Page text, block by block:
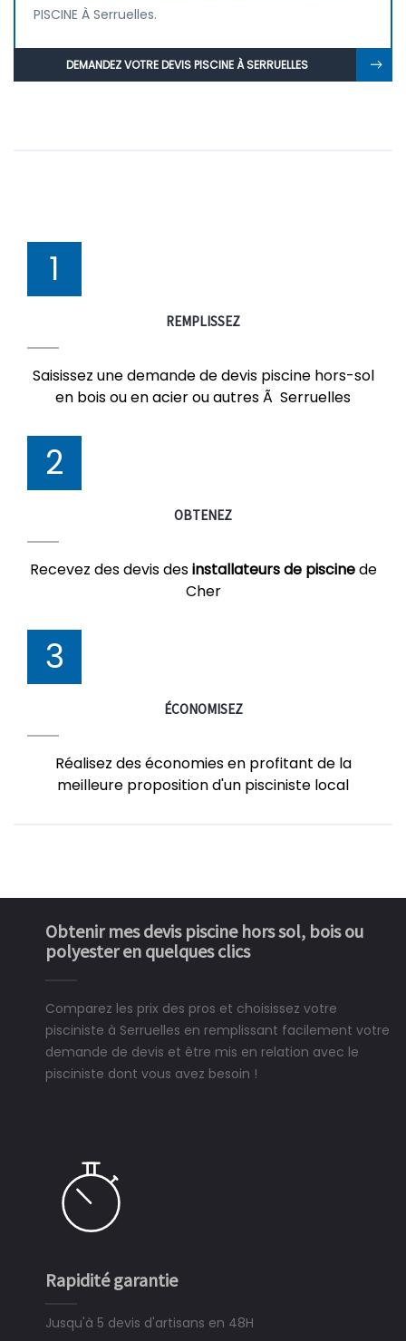
PISCINE À Serruelles.
DEMANDEZ VOTRE DEVIS PISCINE À SERRUELLES
1
REMPLISSEZ
Saisissez une demande de devis piscine hors-sol
en bois ou en acier ou autres Ã Serruelles
2
OBTENEZ
Recevez des devis desinstallateurs de piscinede
Cher
3
ÉCONOMISEZ
Réalisez des économies en profitant de la
meilleure proposition d'un pisciniste local
Obtenir mes devis piscine hors sol, bois ou
polyester en quelques clics
Comparez les prix des pros et choisissez votre
pisciniste à Serruelles en remplissant facilement votre
demande de devis et être mis en relation avec le
pisciniste dont vous avez besoin !
Rapidité garantie
Jusqu'à 5 devis d'artisans en 48H